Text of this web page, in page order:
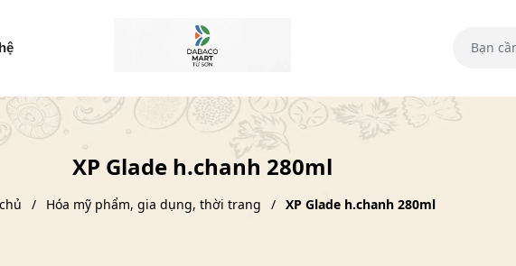
XP Glade h.chanh 280ml
Hóa mỹ phẩm, gia dụng, thời trang XP Glade h.chanh 280ml